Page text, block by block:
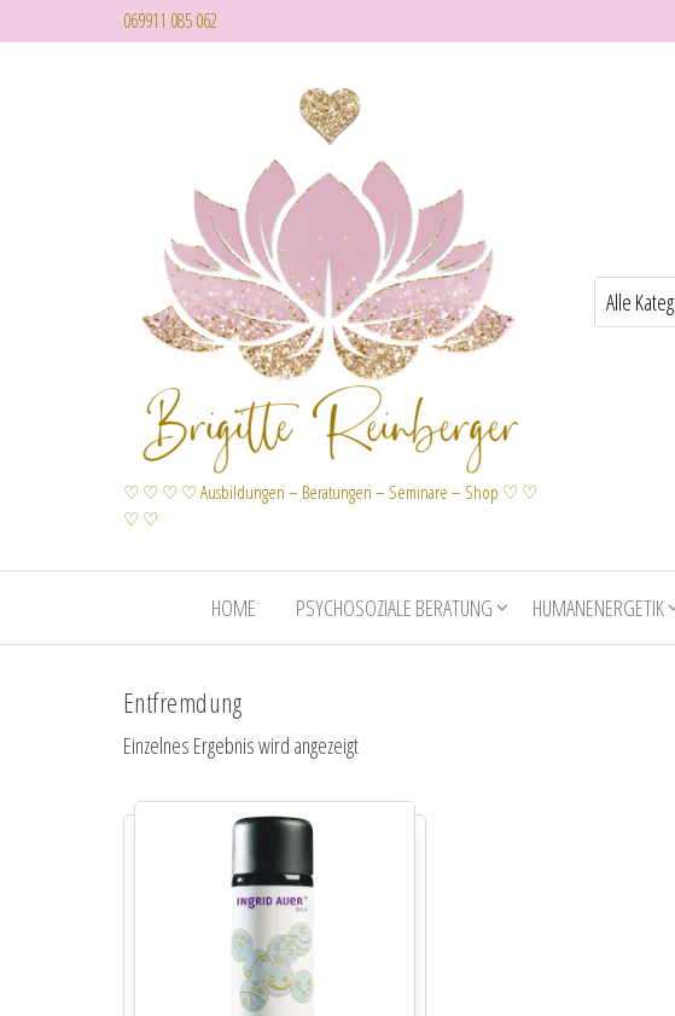
069911 085 062
♡ ♡ ♡ ♡ Ausbildungen – Beratungen – Seminare – Shop ♡ ♡
♡ ♡
HOME PSYCHOSOZIALE BERATUNG HUMANENERGETIK
Entfremdung
Einzelnes Ergebnis wird angezeigt